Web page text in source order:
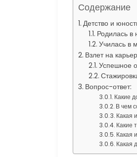
Содержание
Детство и
Родилась в
Училась в
Взлет на
Успешное
Вопрос-ответ:
Какие
В чем
Какая
Какие
Какая
Какая